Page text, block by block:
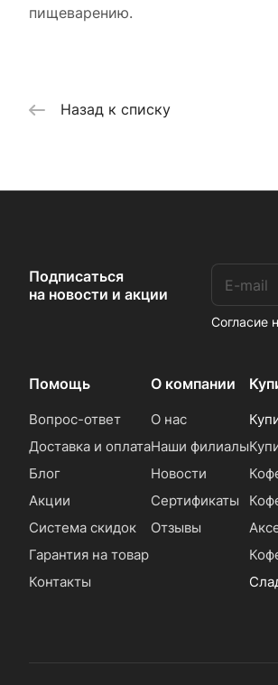
пищеварению.
Назад к списку
Подписаться
на новости и акции
Согласие
Помощь
Вопрос-ответ
Доставка и оплата
Блог
Акции
Система скидок
Гарантия на товар
Контакты
О компании
О нас
Наши филиалы
Новости
Сертификаты
Отзывы